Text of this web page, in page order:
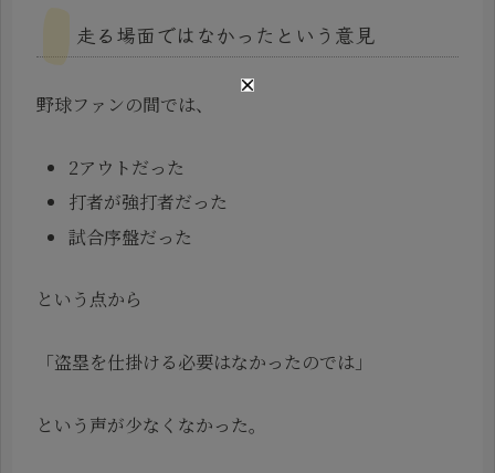
走る場面ではなかったという意見
野球ファンの間では、
2アウトだった
打者が強打者だった
試合序盤だった
という点から
「盗塁を仕掛ける必要はなかったのでは」
という声が少なくなかった。